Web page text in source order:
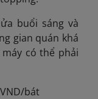
buổi sáng và
gian quán khá
có thể phải
bát